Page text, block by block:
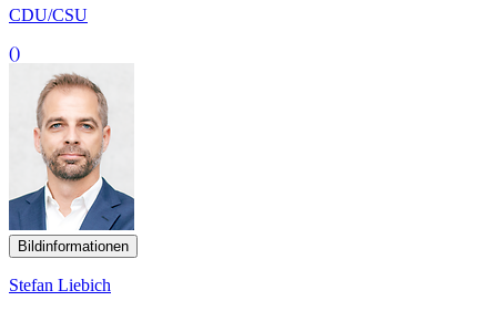
CDU/CSU
()
Bildinformationen
Stefan Liebich